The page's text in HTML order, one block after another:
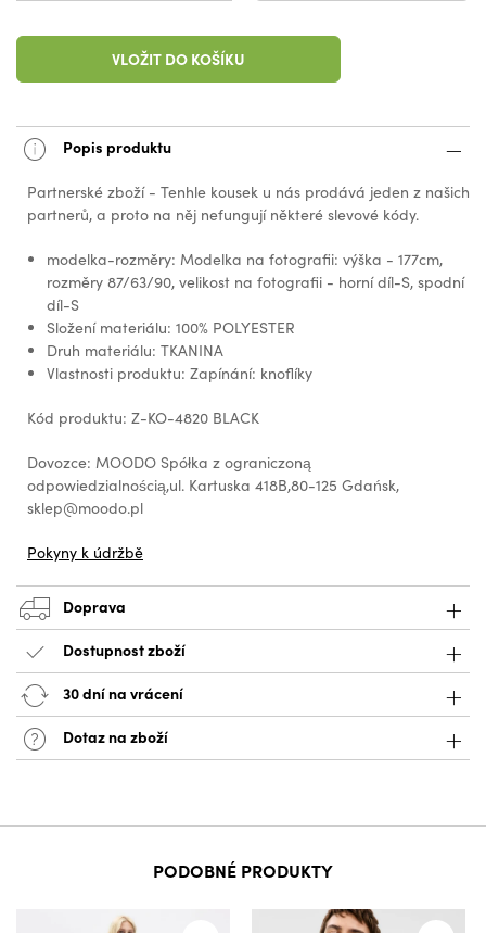
VLOŽIT DO KOŠÍKU
Popis produktu
Partnerské zboží - Tenhle kousek u nás prodává jeden z našich
partnerů, a proto na něj nefungují některé slevové kódy.
modelka-rozměry: Modelka na fotografii: výška - 177cm,
rozměry 87/63/90, velikost na fotografii - horní díl-S, spodní
díl-S
Složení materiálu: 100% POLYESTER
Druh materiálu: TKANINA
Vlastnosti produktu: Zapínání: knoflíky
Kód produktu: Z-KO-4820 BLACK
Dovozce: MOODO Spółka z ograniczoną
odpowiedzialnością,ul. Kartuska 418B,80-125 Gdańsk,
sklep@moodo.pl
Pokyny k údržbě
Doprava
Dostupnost zboží
30 dní na vrácení
Dotaz na zboží
PODOBNÉ PRODUKTY